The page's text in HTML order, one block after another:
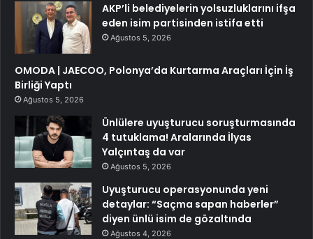
AKP’li belediyelerin yolsuzluklarını ifşa
eden isim partisinden istifa etti
Ağustos 5, 2026
OMODA | JAECOO, Polonya’da Kurtarma Araçları İçin İş
Birliği Yaptı
Ağustos 5, 2026
Ünlülere uyuşturucu soruşturmasında
4 tutuklama! Aralarında İlyas
Yalçıntaş da var
Ağustos 5, 2026
Uyuşturucu operasyonunda yeni
detaylar: “Saçma sapan haberler”
diyen ünlü isim de gözaltında
Ağustos 4, 2026